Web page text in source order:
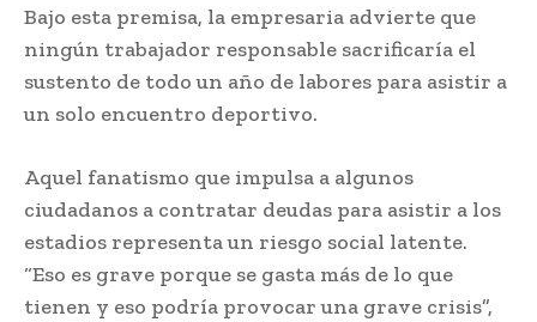
Bajo esta premisa, la empresaria advierte que
ningún trabajador responsable sacrificaría el
sustento de todo un año de labores para asistir a
un solo encuentro deportivo.
Aquel fanatismo que impulsa a algunos
ciudadanos a contratar deudas para asistir a los
estadios representa un riesgo social latente.
“Eso es grave porque se gasta más de lo que
tienen y eso podría provocar una grave crisis”,